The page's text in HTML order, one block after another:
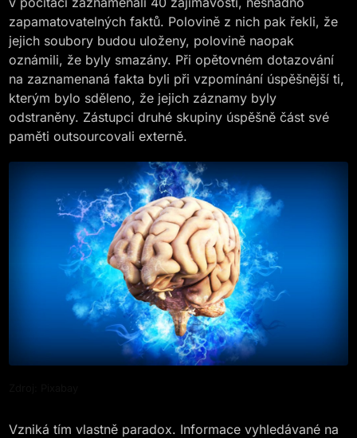
zapamatovatelných faktů. Polovině z nich pak řekli, že
jejich soubory budou uloženy, polovině naopak
oznámili, že byly smazány. Při opětovném dotazování
na zaznamenaná fakta byli při vzpomínání úspěšnější ti,
kterým bylo sděleno, že jejich záznamy byly
odstraněny. Zástupci druhé skupiny úspěšně část své
paměti outsourcovali externě.
Vzniká tím vlastně paradox. Informace vyhledávané na